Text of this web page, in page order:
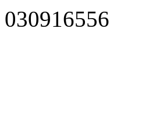
030916556